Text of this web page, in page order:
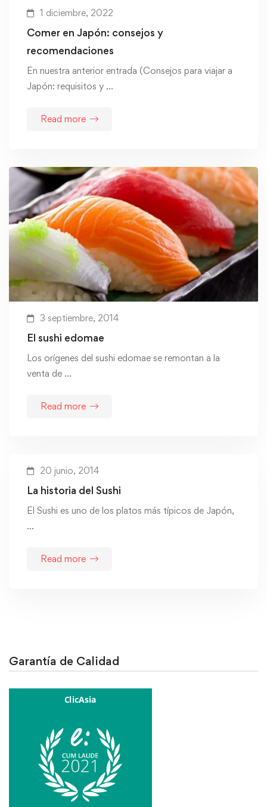
1 diciembre, 2022
Comer en Japón: consejos y
recomendaciones
En nuestra anterior entrada (Consejos para viajar a
Japón: requisitos y …
Read more
3 septiembre, 2014
El sushi edomae
Los orígenes del sushi edomae se remontan a la
venta de …
Read more
20 junio, 2014
La historia del Sushi
El Sushi es uno de los platos más típicos de Japón,
…
Read more
Garantía de Calidad